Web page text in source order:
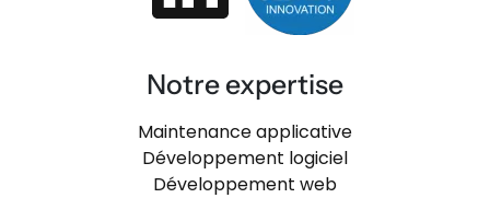
Notre expertise
Maintenance applicative
Développement logiciel
Développement web